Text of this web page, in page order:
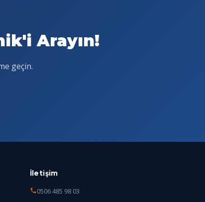
Arayın!
geçin.
İletişim
0506 485 98 03